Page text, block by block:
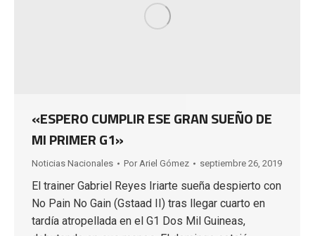
«ESPERO CUMPLIR ESE GRAN SUEÑO DE
MI PRIMER G1»
Noticias Nacionales Por Ariel Gómez septiembre 26, 2019
El trainer Gabriel Reyes Iriarte sueña despierto con
No Pain No Gain (Gstaad II) tras llegar cuarto en
tardía atropellada en el G1 Dos Mil Guineas,